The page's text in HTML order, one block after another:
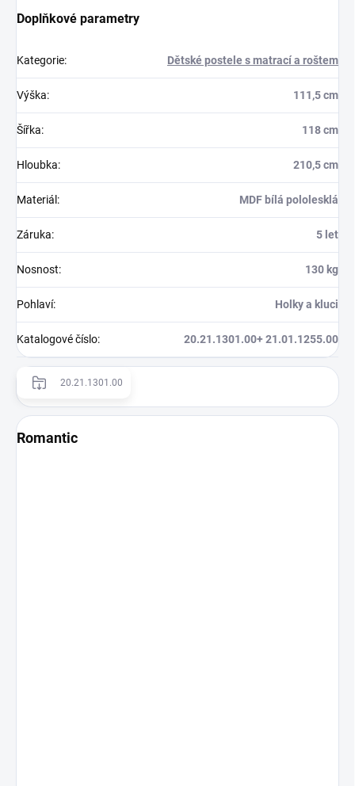
Doplňkové parametry
Kategorie: Dětské postele s matrací a roštem
Výška: 111,5 cm
Šířka: 118 cm
Hloubka: 210,5 cm
Materiál : MDF bílá pololesklá
Záruka: 5 let
Nosnost: 130 kg
Pohlaví: Holky a kluci
Katalogové číslo: 20.21.1301.00+ 21.01.1255.00
20.21.1301.00
Romantic